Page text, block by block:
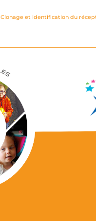
Clonage et identification du